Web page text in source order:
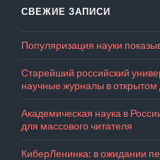
СВЕЖИЕ ЗАПИСИ
Популяризация науки
Старейший российский
научные журналы в открытом
Академическая наука в
для массового читателя
КиберЛенинка: в ожидании